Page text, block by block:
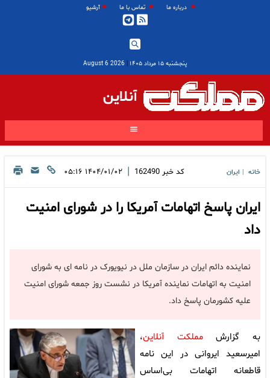
درباره ما تماس با ما آرشیو
پنجشنبه ۱۵ مرداد ۱۴۰۵ |
2026 August 6
آنلاین
خانه ایران کد خبر 162490
| ۱۴۰۴/۰۱/۰۲ ۰۵:۱۶
ایران پاسخ اتهامات آمریکا را در شورای امنیت
داد
نماینده دائم ایران در سازمان ملل در نیویورک در نامه ای به شورای
امنیت به اتهامات نماینده آمریکا در نشست روز جمعه شورای امنیت
علیه کشورمان پاسخ داد.
به گزارشمملکت آنلاین،
امیرسعید ایروانی در این نامه
قاطعانه اتهامات بی‌اساس